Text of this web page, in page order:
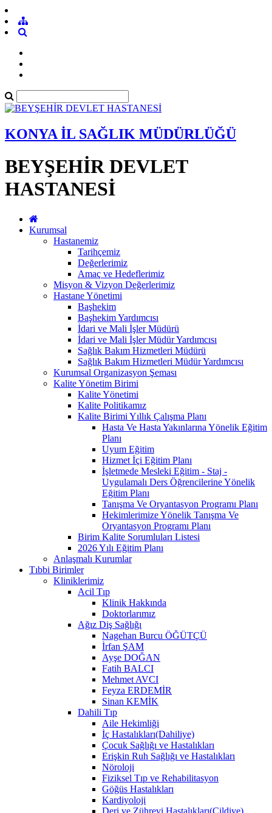
KONYA İL SAĞLIK MÜDÜRLÜĞÜ
BEYŞEHİR DEVLET
HASTANESİ
Kurumsal
Hastanemiz
Tarihçemiz
Değerlerimiz
Amaç ve Hedeflerimiz
Misyon & Vizyon Değerlerimiz
Hastane Yönetimi
Başhekim
Başhekim Yardımcısı
İdari ve Mali İşler Müdürü
İdari ve Mali İşler Müdür Yardımcısı
Sağlık Bakım Hizmetleri Müdürü
Sağlık Bakım Hizmetleri Müdür Yardımcısı
Kurumsal Organizasyon Şeması
Kalite Yönetim Birimi
Kalite Yönetimi
Kalite Politikamız
Kalite Birimi Yıllık Çalışma Planı
Hasta Ve Hasta Yakınlarına Yönelik Eğitim
Planı
Uyum Eğitim
Hizmet İçi Eğitim Planı
İşletmede Mesleki Eğitim - Staj -
Uygulamalı Ders Öğrencilerine Yönelik
Eğitim Planı
Tanışma Ve Oryantasyon Programı Planı
Hekimlerimize Yönelik Tanışma Ve
Oryantasyon Programı Planı
Birim Kalite Sorumluları Listesi
2026 Yılı Eğitim Planı
Anlaşmalı Kurumlar
Tıbbi Birimler
Kliniklerimiz
Acil Tıp
Klinik Hakkında
Doktorlarımız
Ağız Diş Sağlığı
Nagehan Burcu ÖĞÜTÇÜ
İrfan ŞAM
Ayşe DOĞAN
Fatih BALCI
Mehmet AVCI
Feyza ERDEMİR
Sinan KEMİK
Dahili Tıp
Aile Hekimliği
İç Hastalıkları(Dahiliye)
Çocuk Sağlığı ve Hastalıkları
Erişkin Ruh Sağlığı ve Hastalıkları
Nöroloji
Fiziksel Tıp ve Rehabilitasyon
Göğüs Hastalıkları
Kardiyoloji
Deri ve Zührevi Hastalıkları(Cildiye)